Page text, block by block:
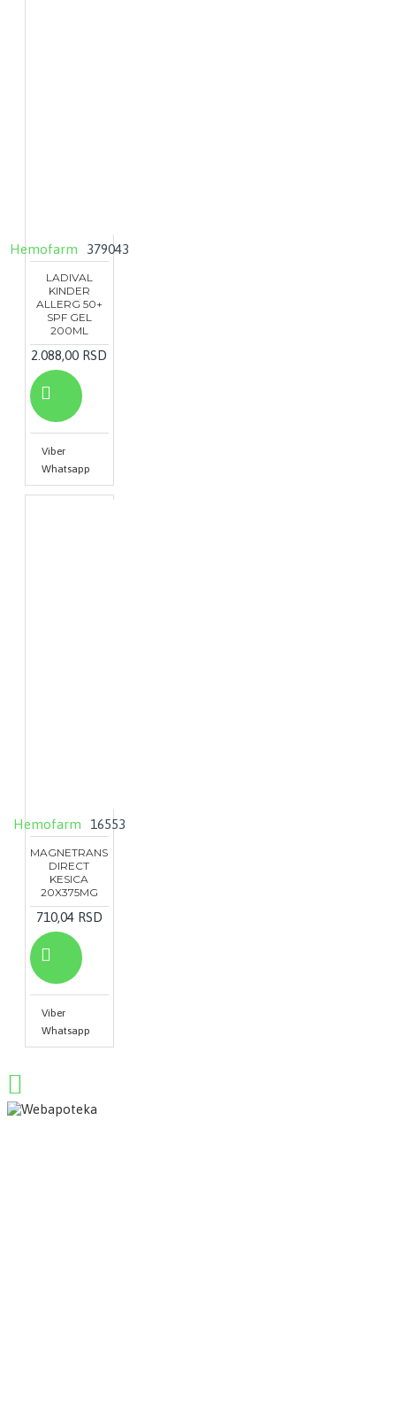
Hemofarm 379043
LADIVAL
KINDER
ALLERG 50+
SPF GEL
200ML
2.088,00 RSD
Viber
Whatsapp
Hemofarm 16553
MAGNETRANS
DIRECT
KESICA
20X375MG
710,04 RSD
Viber
Whatsapp